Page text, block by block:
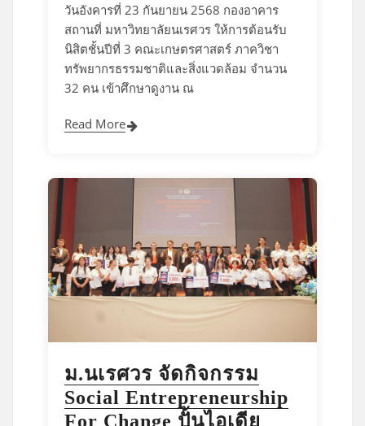
วันอังคารที่ 23 กันยายน 2568 กองอาคาร
สถานที่ มหาวิทยาลัยนเรศวร ให้การต้อนรับ
นิสิตชั้นปีที่ 3 คณะเกษตรศาสตร์ ภาควิชา
ทรัพยากรธรรมชาติและสิ่งแวดล้อม จำนวน
32 คน เข้าศึกษาดูงาน ณ
Read More
ม.นเรศวร จัดกิจกรรม
Social Entrepreneurship
For Change ปั้นไอเดีย